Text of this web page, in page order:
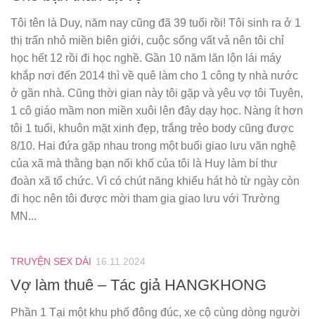
Tôi tên là Duy, năm nay cũng đã 39 tuổi rồi! Tôi sinh ra ở 1
thị trấn nhỏ miền biên giới, cuộc sống vất vả nên tôi chỉ
học hết 12 rồi đi học nghề. Gần 10 năm lăn lộn lái máy
khắp nơi đến 2014 thì về quê làm cho 1 công ty nhà nước
ở gần nhà. Cũng thời gian này tôi gặp và yêu vợ tôi Tuyên,
1 cô giáo mầm non miền xuôi lên đây dạy học. Nàng ít hơn
tôi 1 tuổi, khuôn mặt xinh đẹp, trắng trẻo body cũng được
8/10. Hai đứa gặp nhau trong một buổi giao lưu văn nghệ
của xã mà thằng bạn nối khố của tôi là Huy làm bí thư
đoàn xã tổ chức. Vì có chút năng khiếu hát hò từ ngày còn
đi học nên tôi được mời tham gia giao lưu với Trường
MN...
TRUYỆN SEX DÀI 16.11.2024
Vợ làm thuê – Tác giả HANGKHONG
Phần 1 Tại một khu phố đông đúc, xe cộ cùng dòng người